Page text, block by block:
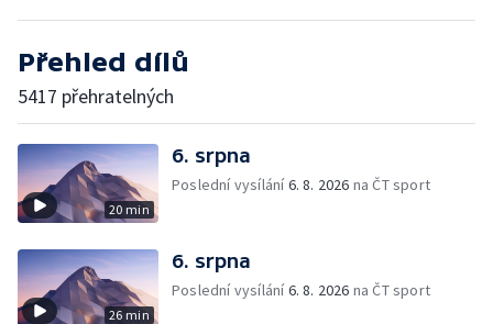
Přehled dílů
5417 přehratelných
20 min
6. srpna
Poslední vysílání6. 8. 2026 na ČT sport
26 min
6. srpna
Poslední vysílání6. 8. 2026 na ČT sport